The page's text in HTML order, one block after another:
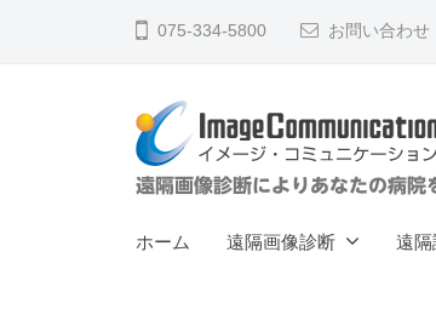
075-334-5800 お問い合わせ
イ
遠隔画像診断によりあなたの病院
ホーム 遠隔画像診断 遠隔
ジ
ミ
ュ
ケ